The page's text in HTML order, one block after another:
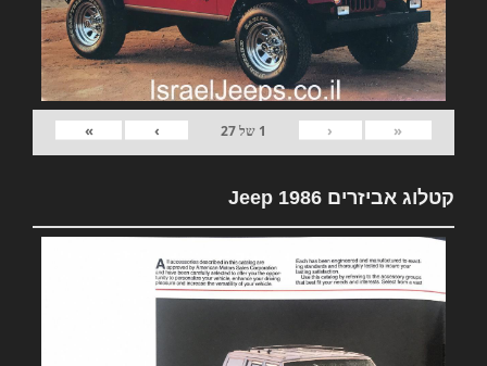
«
‹
1 של27
›
»
קטלוג אביזרים Jeep 1986